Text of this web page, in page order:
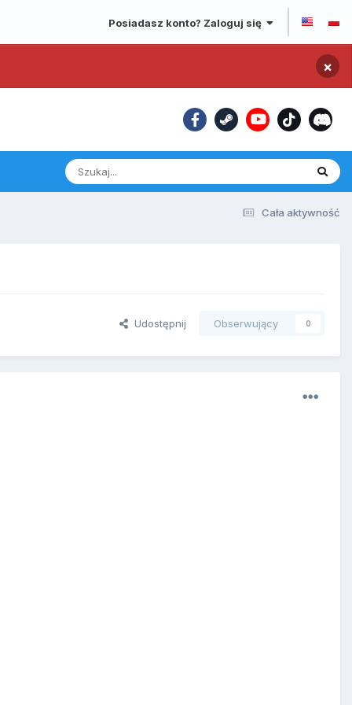
Posiadasz konto? Zaloguj się
×
Cała aktywność
Udostępnij Obserwujący 0